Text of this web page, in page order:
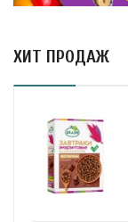
ХИТ ПРОДАЖ